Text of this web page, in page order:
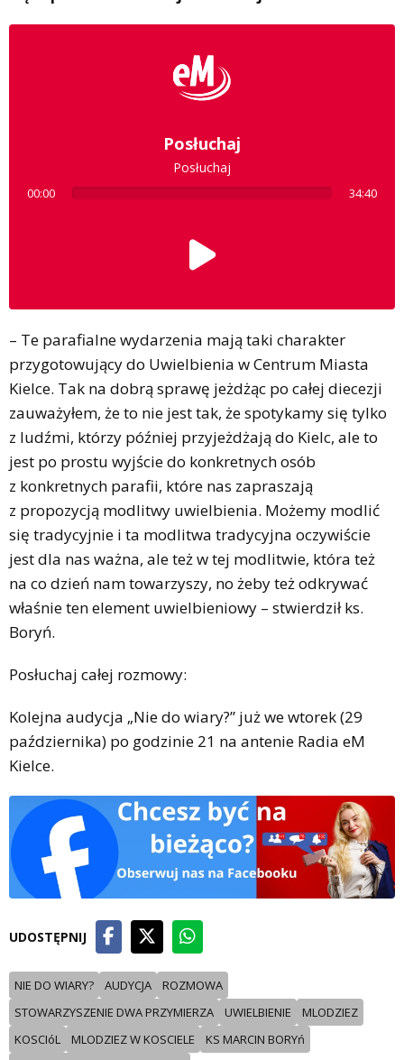
Posłuchaj
Posłuchaj
00:00 34:40
– Te parafialne wydarzenia mają taki charakter
przygotowujący do Uwielbienia w Centrum Miasta
Kielce. Tak na dobrą sprawę jeżdżąc po całej diecezji
zauważyłem, że to nie jest tak, że spotykamy się tylko
z ludźmi, którzy później przyjeżdżają do Kielc, ale to
jest po prostu wyjście do konkretnych osób
z konkretnych parafii, które nas zapraszają
z propozycją modlitwy uwielbienia. Możemy modlić
się tradycyjnie i ta modlitwa tradycyjna oczywiście
jest dla nas ważna, ale też w tej modlitwie, która też
na co dzień nam towarzyszy, no żeby też odkrywać
właśnie ten element uwielbieniowy – stwierdził ks.
Boryń.
Posłuchaj całej rozmowy:
Kolejna audycja „Nie do wiary?” już we wtorek (29
października) po godzinie 21 na antenie Radia eM
Kielce.
UDOSTĘPNIJ
NIE DO WIARY? AUDYCJA
ROZMOWA
STOWARZYSZENIE DWA PRZYMIERZA
UWIELBIENIE
MLODZIEZ
KOSCIóL
MLODZIEZ W KOSCIELE
KS MARCIN BORYń